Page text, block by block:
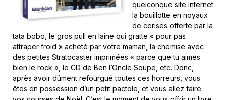
quelconque site Internet
la bouillotte en noyaux
de cerises offerte par la
tata bobo, le gros pull en laine qui gratte « pour pas
attraper froid » acheté par votre maman, la chemise avec
des petites Stratocaster imprimées « parce que tu aimes
bien le rock », le CD de Ben l’Oncle Soupe, etc. Donc,
après avoir dûment refourgué toutes ces horreurs, vous
êtes en possession d’un petit pactole, et vous allez faire